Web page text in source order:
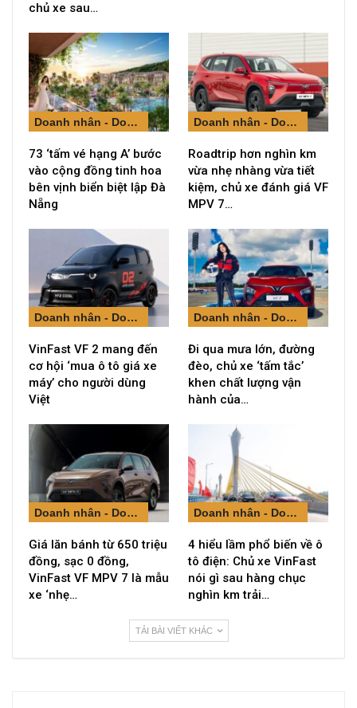
chủ xe sau…
Doanh nhân - Doanh nghiệp
73 ‘tấm vé hạng A’ bước
vào cộng đồng tinh hoa
bên vịnh biển biệt lập Đà
Nẵng
Doanh nhân - Doanh nghiệp
Roadtrip hơn nghìn km
vừa nhẹ nhàng vừa tiết
kiệm, chủ xe đánh giá VF
MPV 7…
Doanh nhân - Doanh nghiệp
VinFast VF 2 mang đến
cơ hội ‘mua ô tô giá xe
máy’ cho người dùng
Việt
Doanh nhân - Doanh nghiệp
Đi qua mưa lớn, đường
đèo, chủ xe ‘tấm tắc’
khen chất lượng vận
hành của…
Doanh nhân - Doanh nghiệp
Giá lăn bánh từ 650 triệu
đồng, sạc 0 đồng,
VinFast VF MPV 7 là mẫu
xe ‘nhẹ…
Doanh nhân - Doanh nghiệp
4 hiểu lầm phổ biến về ô
tô điện: Chủ xe VinFast
nói gì sau hàng chục
nghìn km trải…
TẢI BÀI VIẾT KHÁC